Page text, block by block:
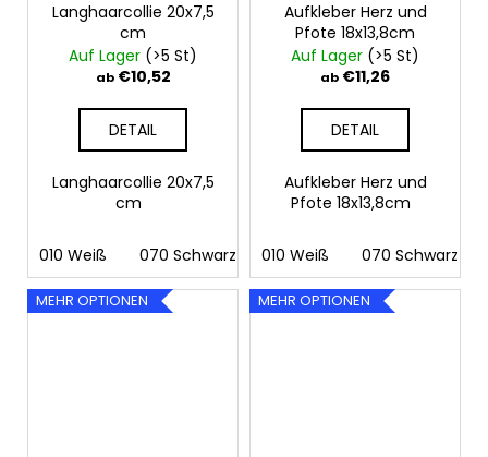
Langhaarcollie 20x7,5
cm
Auf Lager (>5 St)
ab€10,52
DETAIL
Langhaarcollie 20x7,5
cm
010 Weiß 070 Schwarz 090 Silber 091 Gold
Aufkleber Herz und
Pfote 18x13,8cm
Auf Lager (>5 St)
ab €11,26
DETAIL
Aufkleber Herz und
Pfote 18x13,8cm
010 Weiß 070 Schwarz
MEHR OPTIONEN MEHR OPTIONEN